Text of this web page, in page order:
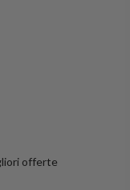
offerte